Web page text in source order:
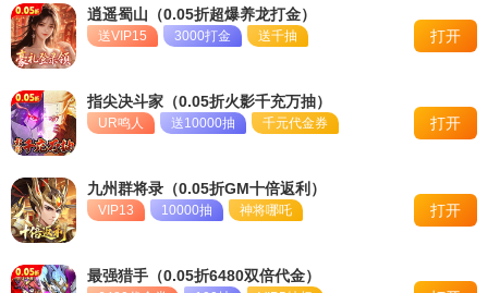
冠名活动
永久单日累充活动
逍遥蜀山（0.05折超爆养龙打金）
送VIP15 3000打金 送千抽 打开
指尖决斗家（0.05折火影千充万抽）
UR鸣人 送10000抽 千元代金券 打开
九州群将录（0.05折GM十倍返利）
VIP13 10000抽 神将哪吒 打开
最强猎手（0.05折6480双倍代金）